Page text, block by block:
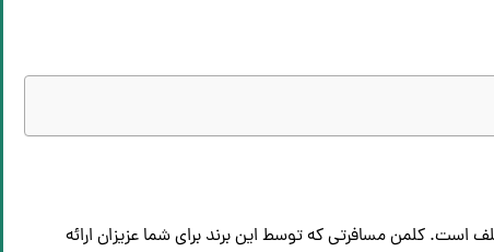
است. کلمن مسافرتی که توسط این برند برای شما عزیزان ارائه